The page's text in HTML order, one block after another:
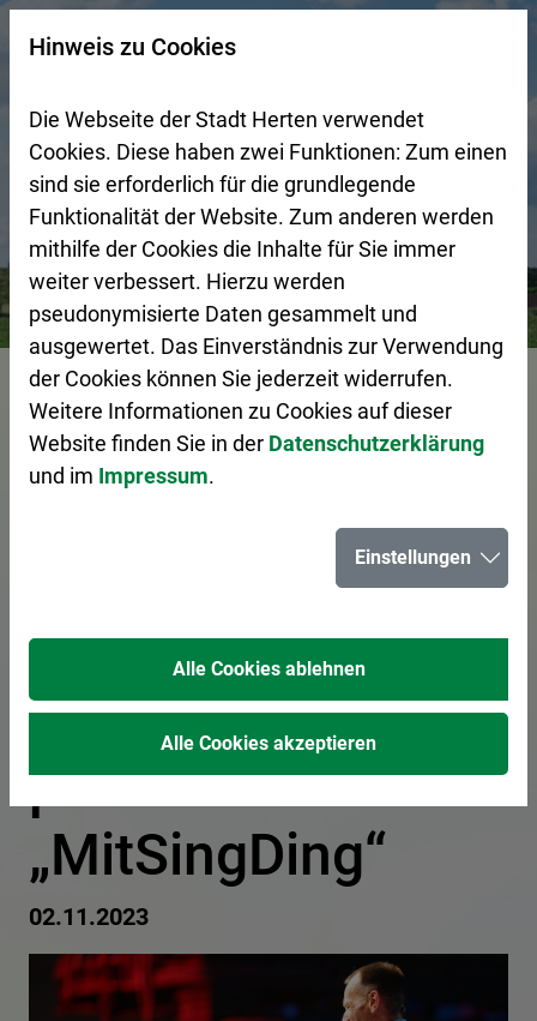
Zur Startseite (Schnelltaste 0)
Zum Seitenanfang springen (Schnelltaste A)
Zur Navigation/Menü springen (Schnelltaste M)
Zur Suche springen (Schnelltaste 8)
Zum Inhalt springen (Schnelltaste I)
Zum Fußbereich springen (Schnelltaste Z)
Bürgerservice Pressemeldungen Gemeinsam mit
Vorlesen
Gemeinsam mit
anderen Hits im
Glashaus singen -
Stefan Nussbaum
präsentiert das
„MitSingDing“
02.11.2023
Suchseite mit Schnellsuche
Hinweis zu Cookies
Die Webseite der Stadt Herten verwendet
Cookies. Diese haben zwei Funktionen: Zum einen
sind sie erforderlich für die grundlegende
Funktionalität der Website. Zum anderen werden
mithilfe der Cookies die Inhalte für Sie immer
weiter verbessert. Hierzu werden
pseudonymisierte Daten gesammelt und
ausgewertet. Das Einverständnis zur Verwendung
der Cookies können Sie jederzeit widerrufen.
Weitere Informationen zu Cookies auf dieser
Website finden Sie in der Datenschutzerklärung
und im Impressum.
Einstellungen
Alle Cookies ablehnen
Alle Cookies akzeptieren